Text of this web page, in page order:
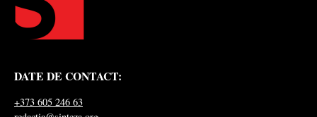
DATE DE CONTACT:
+373 605 246 63